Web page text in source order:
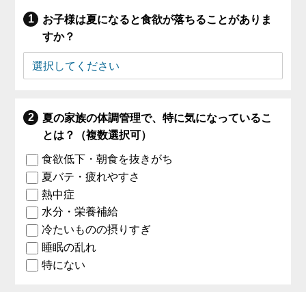
お子様は夏になると食欲が落ちることがありま
すか？
夏の家族の体調管理で、特に気になっているこ
とは？（複数選択可）
食欲低下・朝食を抜きがち
夏バテ・疲れやすさ
熱中症
水分・栄養補給
冷たいものの摂りすぎ
睡眠の乱れ
特にない